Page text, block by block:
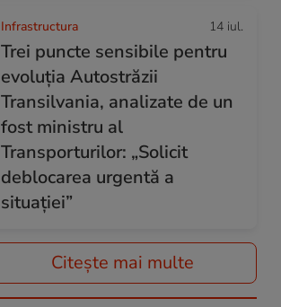
Infrastructura 14 iul.
Trei puncte sensibile pentru
evoluția Autostrăzii
Transilvania, analizate de un
fost ministru al
Transporturilor: „Solicit
deblocarea urgentă a
situației”
Citește mai multe